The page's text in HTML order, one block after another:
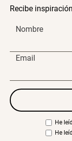
Recibe
Nombre
Email
He
He